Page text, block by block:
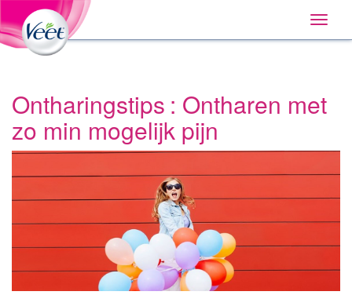
to:
Primary
Navigation,
Search
Huis
Navigation
Toggle
Ontharingstips : Ontharen met
zo min mogelijk pijn